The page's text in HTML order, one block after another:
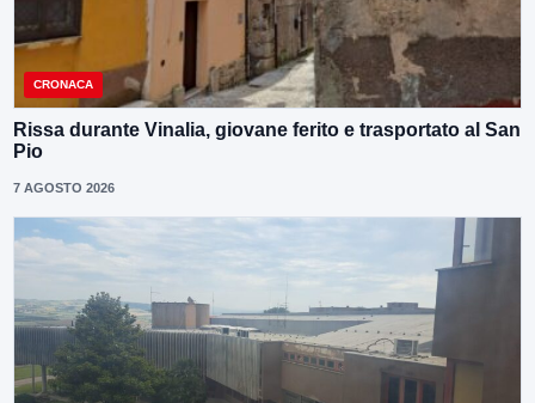
CRONACA
Rissa durante Vinalia, giovane ferito e trasportato al San
Pio
7 AGOSTO 2026